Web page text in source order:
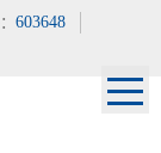
603648